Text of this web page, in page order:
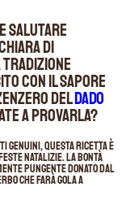
salutare
di
tradizione
con il sapore
delDado
a provarla?
genuini, questa ricetta è
natalizie. La bontà
pungente donato dal
che farà gola a